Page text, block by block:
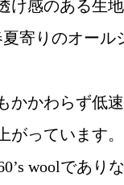
け感のある生
寄りのオール
かかわらず低
っています。
woolであり